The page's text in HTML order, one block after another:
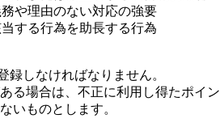
や理由のない対応の強要
する行為を助長する行為
しなければなりません。
場合は、不正に利用し得たポイ
いものとします。